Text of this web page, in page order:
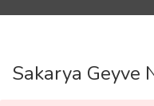
Sakarya Geyve